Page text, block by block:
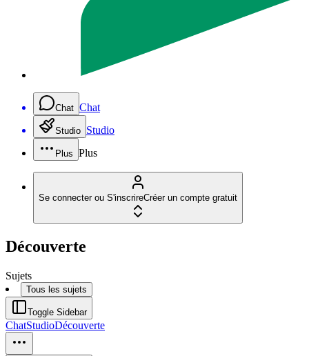
Chat Chat
Studio Studio
Plus Plus
Se connecter ou S'inscrireCréer un compte gratuit
Découverte
Sujets
Tous les sujets
Toggle Sidebar
ChatStudioDécouverte